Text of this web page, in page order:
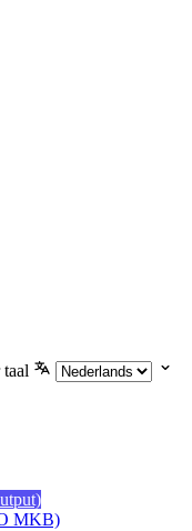
taal
MKB)